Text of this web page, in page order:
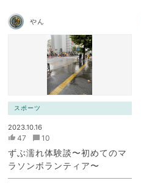
やん
スポーツ
2023.10.16
47 10
ずぶ濡れ体験談〜初めてのマ
ラソンボランティア〜